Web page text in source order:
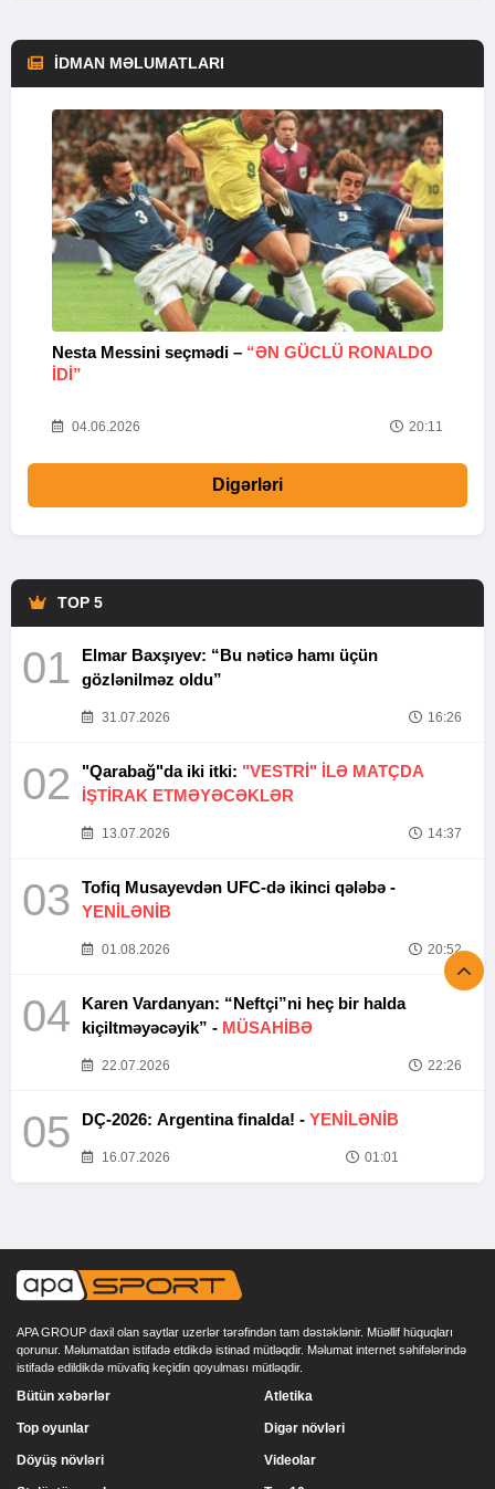
İDMAN MƏLUMATLARI
Nesta Messini seçmədi – “ƏN GÜCLÜ RONALDO
IDI”
04.06.2026 20:11
Digərləri
TOP 5
01
Elmar Baxşıyev: “Bu nəticə hamı üçün
gözlənilməz oldu”
31.07.2026 16:26
02 "Qarabağ"da iki itki: "VESTRİ" İLƏ MATÇDA
İŞTİRAK ETMƏYƏCƏKLƏR
13.07.2026 14:37
03
Tofiq Musayevdən UFC-də ikinci qələbə -
YENİLƏNİB
01.08.2026 20:52
04
Karen Vardanyan: “Neftçi”ni heç bir halda
kiçiltməyəcəyik” - MÜSAHİBƏ
22.07.2026 22:26
05 DÇ-2026: Argentina finalda! - YENİLƏNİB
16.07.2026 01:01
APA GROUP daxil olan saytlar uzerlər tərəfindən tam dəstəklənir. Müəllif hüquqları
qorunur. Məlumatdan istifadə etdikdə istinad mütləqdir. Məlumat internet səhifələrində
istifadə edildikdə müvafiq keçidin qoyulması mütləqdir.
Bütün xəbərlər
Top oyunlar
Döyüş növləri
Atletika
Digər növləri
Videolar